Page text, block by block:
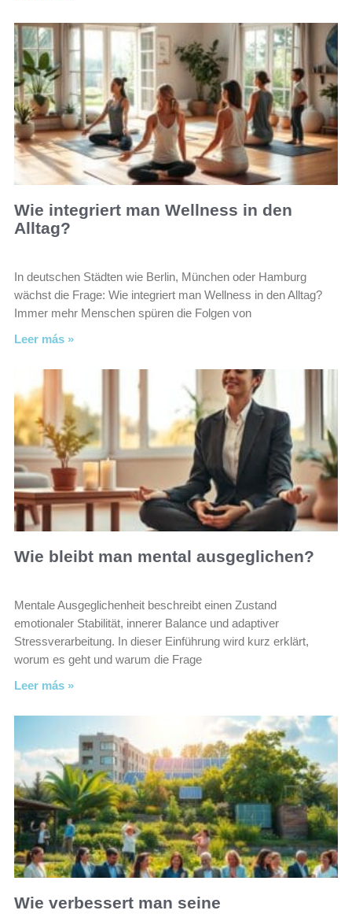
Wie integriert man Wellness in den
Alltag?
In deutschen Städten wie Berlin, München oder Hamburg
wächst die Frage: Wie integriert man Wellness in den Alltag?
Immer mehr Menschen spüren die Folgen von
Leer más »
Wie bleibt man mental ausgeglichen?
Mentale Ausgeglichenheit beschreibt einen Zustand
emotionaler Stabilität, innerer Balance und adaptiver
Stressverarbeitung. In dieser Einführung wird kurz erklärt,
worum es geht und warum die Frage
Leer más »
Wie verbessert man seine